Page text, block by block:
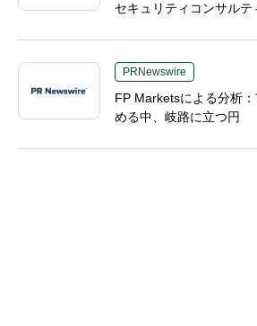
セキュリティコンサルテ
PRNewswire
FP Marketsによる分析
める中、岐路に立つ円